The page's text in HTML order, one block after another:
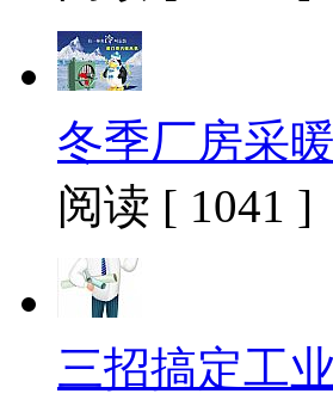
冬季厂房采
阅读 [ 1041
三招搞定工